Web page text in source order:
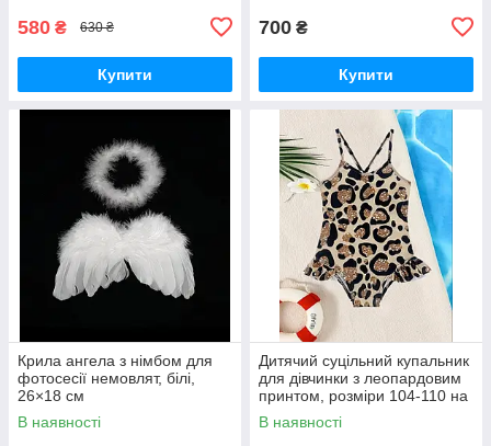
580 ₴ 630 ₴
Купити
700 ₴
Купити
Крила ангела з німбом для
фотосесії немовлят, білі,
26×18 см
В наявності
Дитячий суцільний купальник
для дівчинки з леопардовим
принтом, розміри 104-110 на
4-5років та 110-116 на 5-6
років
В наявності